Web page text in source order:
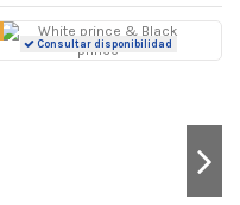
Consultar disponibilidad